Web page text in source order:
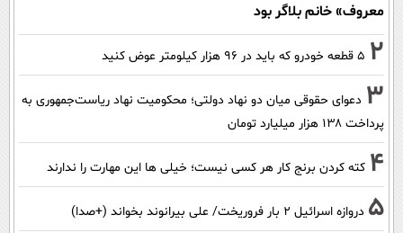
معروف» خانم بلاگر بود
2 ۵ قطعه خودرو که باید در ۹۶ هزار کیلومتر عوض کنید
3 دعوای حقوقی میان دو نهاد دولتی؛ محکومیت نهاد ریاست‌جمهوری به
پرداخت ۱۳۸ هزار میلیارد تومان
4 کته کردن برنج کار هر کسی نیست؛ خیلی ها این مهارت را ندارند
5 دروازه اسرائیل ۲ بار فروریخت/ علی بیرانوند بخواند (+صدا)